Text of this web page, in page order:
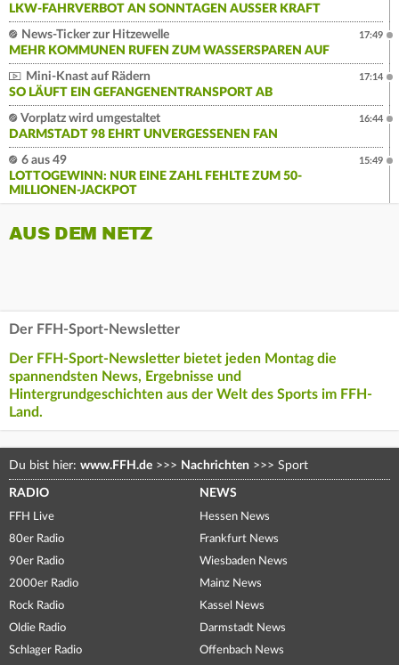
LKW-FAHRVERBOT AN SONNTAGEN AUSSER KRAFT
News-Ticker zur Hitzewelle
MEHR KOMMUNEN RUFEN ZUM WASSERSPAREN AUF
17:49
Mini-Knast auf Rädern
SO LÄUFT EIN GEFANGENENTRANSPORT AB
17:14
Vorplatz wird umgestaltet
DARMSTADT 98 EHRT UNVERGESSENEN FAN
16:44
6 aus 49
LOTTOGEWINN: NUR EINE ZAHL FEHLTE ZUM 50-
MILLIONEN-JACKPOT
15:49
AUS DEM NETZ
Der FFH-Sport-Newsletter
Der FFH-Sport-Newsletter bietet jeden Montag die
spannendsten News, Ergebnisse und
Hintergrundgeschichten aus der Welt des Sports im FFH-
Land.
Du bist hier: www.FFH.de >>> Nachrichten >>> Sport
RADIO
FFH Live
80er Radio
90er Radio
2000er Radio
Rock Radio
Oldie Radio
Schlager Radio
NEWS
Hessen News
Frankfurt News
Wiesbaden News
Mainz News
Kassel News
Darmstadt News
Offenbach News